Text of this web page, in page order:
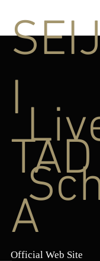
I
TAD
A
Official Web Site